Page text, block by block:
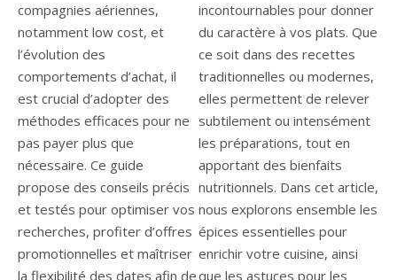
compagnies aériennes,
notamment low cost, et
l’évolution des
comportements d’achat, il
est crucial d’adopter des
méthodes efficaces pour ne
pas payer plus que
nécessaire. Ce guide
propose des conseils précis
et testés pour optimiser vos
recherches, profiter d’offres
promotionnelles et maîtriser
la flexibilité des dates afin de
incontournables pour donner
du caractère à vos plats. Que
ce soit dans des recettes
traditionnelles ou modernes,
elles permettent de relever
subtilement ou intensément
les préparations, tout en
apportant des bienfaits
nutritionnels. Dans cet article,
nous explorons ensemble les
épices essentielles pour
enrichir votre cuisine, ainsi
que les astuces pour les